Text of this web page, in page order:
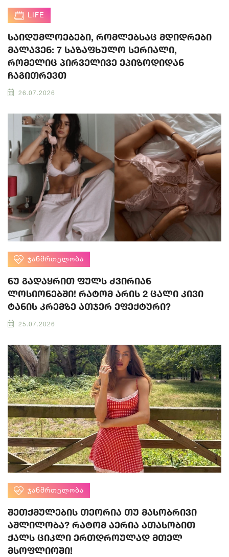
LIFE
საიდუმლოებები, რომლებსაც მდიდრები
მალავენ: 7 საზაფხულო სერიალი,
რომელიც პირველივე ეპიზოდიდან
ჩაგითრევთ
26.07.2026
ᲯᲐᲜᲛᲠᲗᲔᲚᲝᲑᲐ
ნუ გადაყრით ფულს ძვირიან
ლოსიონებში! რატომ არის 2 ცალი კივი
ტანის კრემზე ათჯერ ეფექტური?
25.07.2026
ᲯᲐᲜᲛᲠᲗᲔᲚᲝᲑᲐ
შეთქმულების თეორია თუ მასობრივი
აშლილობა? რატომ აერია ათასობით
ქალს ციკლი ერთდროულად მთელ
მსოფლიოში!